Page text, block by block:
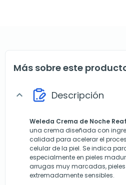
Más sobre este
expand_more Descripción
Weleda Crema de Noche
una crema diseñada con
calidad para acelerar el
celular de la piel. Se indica
especialmente en pieles
arrugas muy marcadas,
extremadamente sensibles.